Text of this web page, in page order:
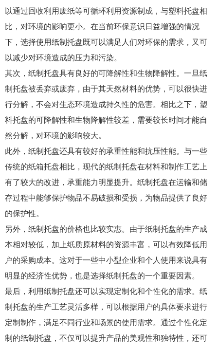
以通过回收利用废纸等可循环利用资源制成，与塑料托盘相
比，对环境的影响更小。在当前环保意识日益增强的情况
下，选择使用纸制托盘既可以满足人们对环保的需求，又可
以减少对环境造成的压力和污染。
其次，纸制托盘具有良好的可降解性和生物降解性。一旦纸
制托盘被丢弃或废弃，由于其天然材料的优势，可以很快进
行分解，不会对生态环境造成持久性的危害。相比之下，塑
料托盘的可降解性和生物降解性较差，需要较长时间才能自
然分解，对环境的影响较大。
此外，纸制托盘还具有较好的承重性能和抗压性能。与一些
传统的纸箱托盘相比，现代的纸制托盘在材料和制作工艺上
有了较大的改进，承重能力明显提升。纸制托盘在运输和储
存过程中能够保护物品不易破损和受损，为物品提供了良好
的保护性。
另外，纸制托盘的价格也比较实惠。由于纸制托盘的生产成
本相对较低，加上纸质原材料的资源丰富，可以有效降低用
户的采购成本。这对于一些中小型企业和个人使用来说具有
明显的经济性优势，也是选择纸制托盘的一个重要因素。
最后，利用纸制托盘还可以实现定制化和个性化的需求。纸
制托盘的生产工艺灵活多样，可以根据用户的具体要求进行
定制制作，满足不同行业和场景的使用需求。通过个性化定
制的纸制托盘，不仅可以提升产品的美观性和独特性，还可